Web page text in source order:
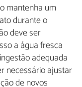
mantenha um
durante o
deve ser
a água fresca
adequada
necessário ajustar
de novos